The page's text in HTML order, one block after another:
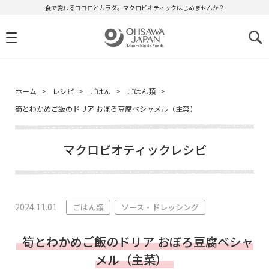
食で変わるココロとカラダ。マクロビオティックはじめませんか？
ホーム レシピ ごはん
ごはん類
筍とわかめご飯のドリア おぼろ豆腐ベシャメル（主菜）
マクロビオティックレシピ
2024.11.01 ごはん類 ソース・ドレッシング
筍とわかめご飯のドリア おぼろ豆腐ベシャ
メル（主菜）